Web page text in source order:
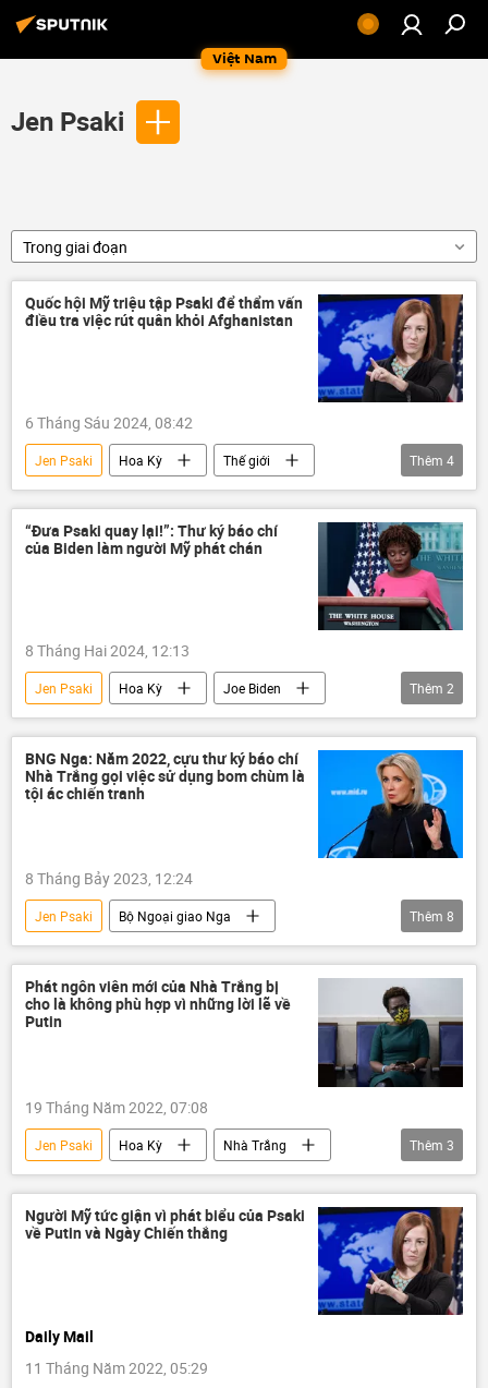
Việt Nam
Jen Psaki
Trong giai đoạn
Quốc hội Mỹ triệu tập Psaki để thẩm vấn
điều tra việc rút quân khỏi Afghanistan
6 Tháng Sáu 2024, 08:42
Jen Psaki Hoa Kỳ
Thế giới
Afghanistan
Quốc hội Mỹ
khủng bố
điều tra
Thêm 4
“Đưa Psaki quay lại!”: Thư ký báo chí
của Biden làm người Mỹ phát chán
8 Tháng Hai 2024, 12:13
Jen Psaki Hoa Kỳ
Joe Biden
Nhà Trắng
Xã hội
Thêm 2
BNG Nga: Năm 2022, cựu thư ký báo chí
Nhà Trắng gọi việc sử dụng bom chùm là
tội ác chiến tranh
8 Tháng Bảy 2023, 12:24
Jen Psaki
Bộ Ngoại giao Nga
Maria Zakharova
Hoa Kỳ
Chính trị
Quân sự
bom chùm
Nga
Nhà Trắng
Thêm 8
Phát ngôn viên mới của Nhà Trắng bị
cho là không phù hợp vì những lời lẽ về
Putin
19 Tháng Năm 2022, 07:08
Jen Psaki Hoa Kỳ
Nhà Trắng
Vladimir Putin
Chính trị Nga
Thêm 3
Người Mỹ tức giận vì phát biểu của Psaki
về Putin và Ngày Chiến thắng
Daily Mail
11 Tháng Năm 2022, 05:29